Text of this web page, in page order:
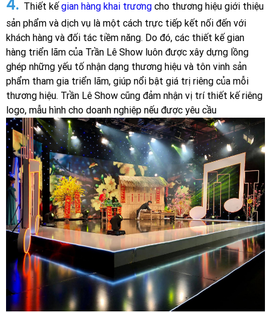
4. Thiết kế gian hàng khai trương cho thương hiệu giới thiệu
sản phẩm và dịch vụ là một cách trực tiếp kết nối đến với
khách hàng và đối tác tiềm năng. Do đó, các thiết kế gian
hàng triển lãm của Trần Lê Show luôn được xây dựng lồng
ghép những yếu tố nhận dạng thương hiệu và tôn vinh sản
phẩm tham gia triển lãm, giúp nổi bật giá trị riêng của mỗi
thương hiệu. Trần Lê Show cũng đảm nhận vị trí thiết kế riêng
logo, mẫu hình cho doanh nghiệp nếu được yêu cầu